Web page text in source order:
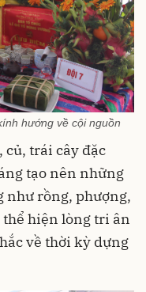
hướng về cội nguồn
củ, trái cây đặc
tạo nên những
như rồng, phượng,
hiện lòng tri ân
về thời kỳ dựng